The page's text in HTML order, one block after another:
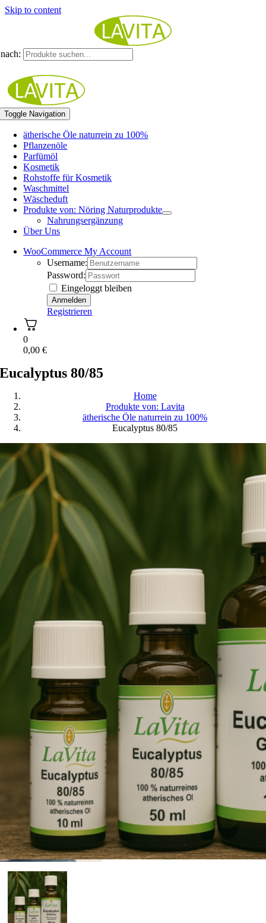
Skip to content
Toggle Navigation
ätherische Öle naturrein zu 100%
Pflanzenöle
Parfümöl
Kosmetik
Rohstoffe für Kosmetik
Waschmittel
Wäscheduft
Produkte von: Nöring Naturprodukte
Nahrungsergänzung
Über Uns
WooCommerce My Account
Username:
Password:
Eingeloggt bleiben
Registrieren
0
0,00€
Eucalyptus 80/85
Home
Produkte von: Lavita
ätherische Öle naturrein zu 100%
Eucalyptus 80/85